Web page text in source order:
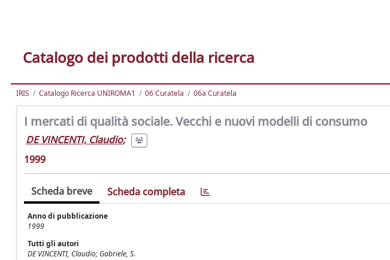
Catalogo dei prodotti della ricerca
IRIS Catalogo Ricerca UNIROMA1 06 Curatela 06a Curatela
I mercati di qualità sociale. Vecchi e nuovi modelli di consumo
DE VINCENTI, Claudio;
1999
Scheda breve Scheda completa
Anno di pubblicazione
1999
Tutti gli autori
DE VINCENTI, Claudio; Gabriele, S.